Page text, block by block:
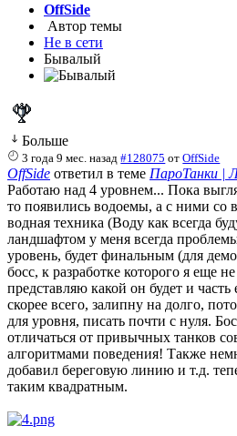
OffSide
Автор темы
Не в сети
Бывалый
Больше
3 года 9 мес. назад #128075 отOffSide
OffSide ответил в теме ПароТанки |
Работаю над 4 уровнем... Пока
то появились водоемы, а с ними со
водная техника (Воду как всегда
ландшафтом у меня всегда
уровень, будет финальным (для
босс, к разработке которого я еще
представляю какой он будет и
скорее всего, залипну на долго,
для уровня, писать почти с нуля.
отличаться от привычных танков
алгоритмами поведения! Также
добавил береговую линию и т.д.
таким квадратным.